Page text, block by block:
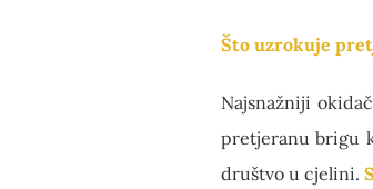
Što uzrokuje
Najsnažniji
pretjeranu brigu
društvo u cjelini.